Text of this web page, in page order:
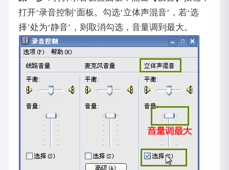
打开‘录音控制’面板。勾选‘立体声混音’，若‘选
择’处为‘静音’，则取消勾选，音量调到最大。